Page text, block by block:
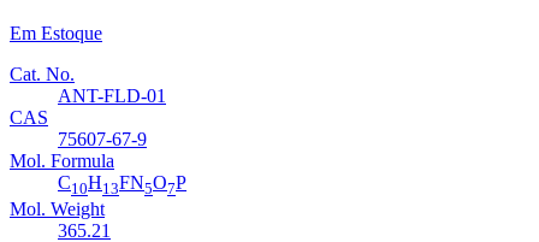
Em Estoque
Cat. No.
ANT-FLD-01
CAS
75607-67-9
Mol. Formula
C10H13FN5O7P
Mol. Weight
365.21